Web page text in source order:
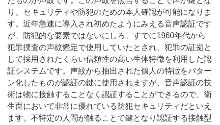
り、セキュリティや防犯のための本人確認が可能になりま
す。近年急速に導入され初めたようにみえる音声認証です
が、防犯的な要素ではないにしろ、すでに1960年代から
犯罪捜査の声紋鑑定で使用していたとされ、犯罪の証拠と
して採用されたくらい信頼性の高い生体特徴を利用した認
証システムです。声紋から抽出された個人の特徴をパター
ン化したものが認証の鍵に使用されますが、音声認証の技
術は物に接触することなく認証することができるので、衛
生面において非常に優れている防犯セキュリティだといえ
ます。不特定の人間が触ることで鍵となり認証する接触型